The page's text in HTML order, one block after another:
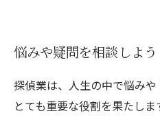
悩みや疑問を相談しよう
探偵業は、人生の中で悩み
とても重要な役割を果たし